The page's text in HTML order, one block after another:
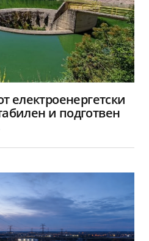
и подготвен